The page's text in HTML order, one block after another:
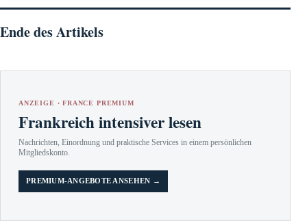
Ende des Artikels
ANZEIGE · FRANCE PREMIUM
Frankreich intensiver lesen
Nachrichten, Einordnung und praktische Services in einem persönlichen
Mitgliedskonto.
PREMIUM-ANGEBOTE ANSEHEN →